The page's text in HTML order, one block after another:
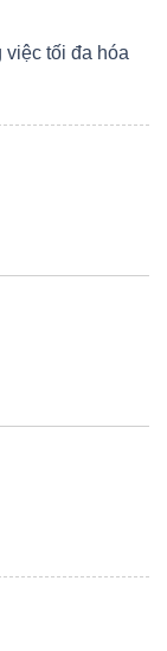
việc tối đa hóa